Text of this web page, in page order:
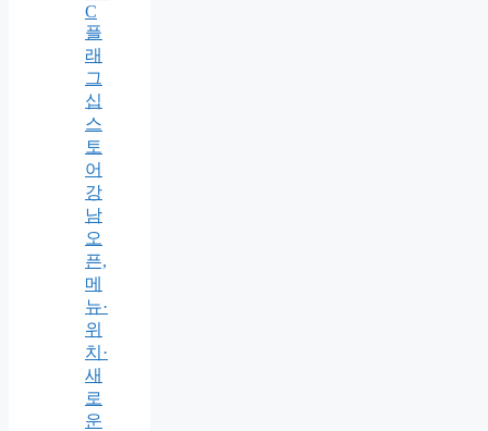
C
플
래
그
십
스
토
어
강
남
오
픈,
메
뉴·
위
치·
새
로
운